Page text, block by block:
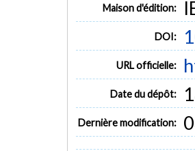
Maison d'édition:
DOI:
URL officielle:
Date du dépôt:
Dernière modification: